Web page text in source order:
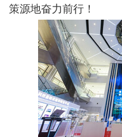
策源地奋力前行！